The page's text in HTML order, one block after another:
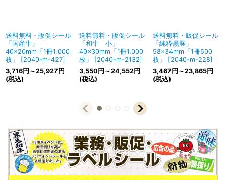
送料無料・販促シール
「国産牛」
40×20mm「1冊1,000
枚」
[2040-m-427]
3,716円 ～25,927 円
(税込)
送料無料・販促シール
「和牛 小」
40×30mm「1冊1,000
枚」
[2040-m-2132]
3,550 円 ～24,552円
(税込)
送料無料・販促シール
「純粋黒豚」
58×34mm「1冊500
枚」
[2040-m-228]
3,467 円 ～23,865円
(税込)